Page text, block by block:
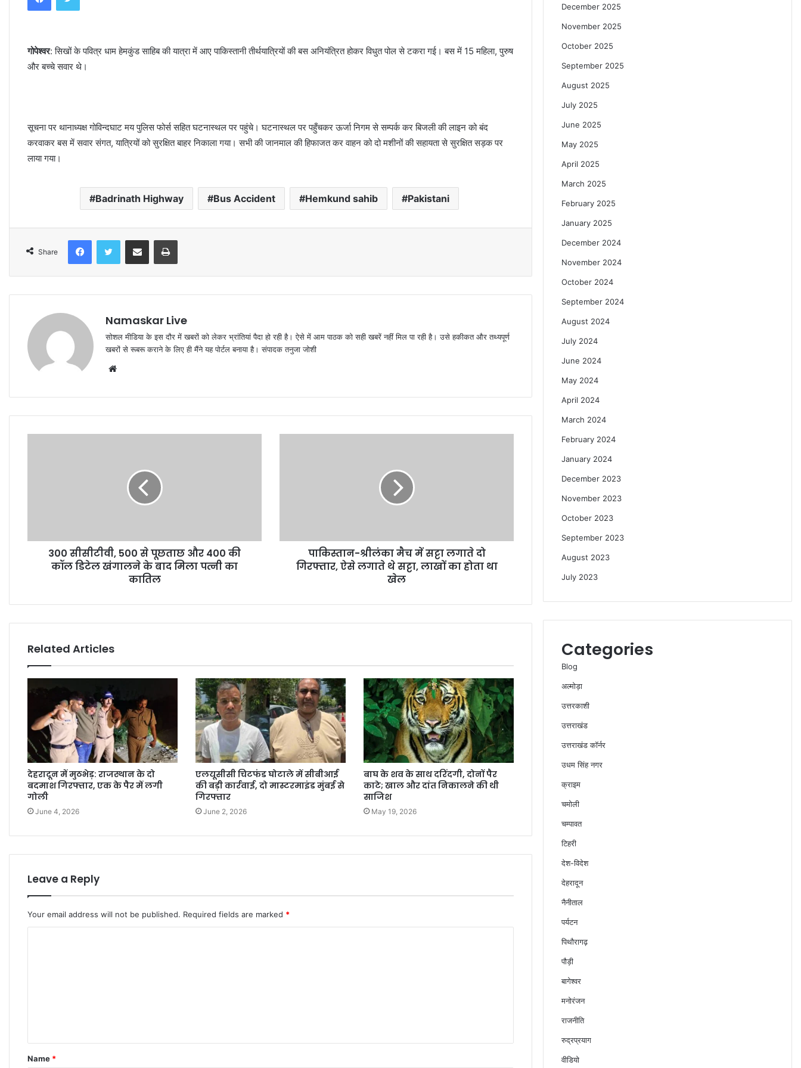
e
गोपेश्वर: सिखों के पवित्र धाम हेमकुंड साहिब की यात्रा में आए पाकिस्तानी तीर्थयात्रियों की बस अनियंत्रित होकर विधुत पोल से टकरा गई। बस में 15 महिला, पुरुष
और बच्चे सवार थे।
सूचना पर थानाध्यक्ष गोविन्दघाट मय पुलिस फोर्स सहित घटनास्थल पर पहुंचे। घटनास्थल पर पहुँचकर ऊर्जा निगम से सम्पर्क कर बिजली की लाइन को बंद
करवाकर बस में सवार संगत, यात्रियों को सुरक्षित बाहर निकाला गया। सभी की जानमाल की हिफाजत कर वाहन को दो मशीनों की सहायता से सुरक्षित सड़क पर
लाया गया।
Badrinath Highway Bus Accident Hemkund sahib Pakistani
Share
Namaskar Live
सोशल मीडिया के इस दौर में खबरों को लेकर भ्रांतियां पैदा हो रही है। ऐसे में आम पाठक को सही खबरें नहीं मिल पा रही है। उसे हकीकत और तथ्यपूर्ण
खबरों से रूबरू कराने के लिए ही मैंने यह पोर्टल बनाया है। संपादक तनुजा जोशी
b
300 सीसीटीवी, 500 से पूछताछ और 400 की
कॉल डिटेल खंगालने के बाद मिला पत्नी का
कातिल
पाकिस्तान-श्रीलंका मैच में सट्टा लगाते दो
गिरफ्तार, ऐसे लगाते थे सट्टा, लाखों का होता था
खेल
Related Articles
देहरादून में मुठभेड़: राजस्थान के दो
बदमाश गिरफ्तार, एक के पैर में लगी
गोली
June 4, 2026
एलयूसीसी चिटफंड घोटाले में सीबीआई
की बड़ी कार्रवाई, दो मास्टरमाइंड मुंबई से
गिरफ्तार
June 2, 2026
बाघ के शव के साथ दरिंदगी, दोनों पैर
काटे; खाल और दांत निकालने की थी
साजिश
May 19, 2026
Leave a Reply
Your email address will not be published. Required fields are marked *
t
*
Name *
December 2025
November 2025
October 2025
September 2025
August 2025
July 2025
June 2025
May 2025
April 2025
March 2025
February 2025
January 2025
December 2024
November 2024
October 2024
September 2024
August 2024
July 2024
June 2024
May 2024
April 2024
March 2024
February 2024
January 2024
December 2023
November 2023
October 2023
September 2023
August 2023
July 2023
Categories
Blog
अल्मोड़ा
उत्तरकाशी
उत्तराखंड
उत्तराखंड कॉर्नर
उधम सिंह नगर
क्राइम
चमोली
चम्पावत
टिहरी
देश-विदेश
देहरादून
नैनीताल
पर्यटन
पिथौरागढ़
पौड़ी
बागेश्वर
मनोरंजन
राजनीति
रुद्रप्रयाग
वीडियो